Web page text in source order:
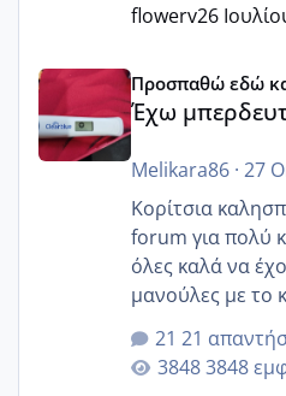
flowerv26
Έχω μπερδευτεί
Προσπαθώ εδώ
Έχω
Melikara86· 27
Κορίτσια
forum για πολύ
όλες καλά να
μανούλες με το
αυτές που ήδη
γερα μωράκια
🙏🏼🙏🏼 Ας πάμε λοιπόν στο θέμα μου.
21
3848